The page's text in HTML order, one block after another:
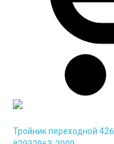
Тройник переходной